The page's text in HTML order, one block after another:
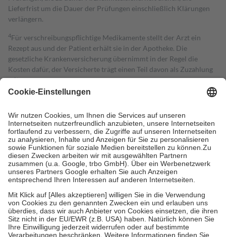
Lieferfrist um die Dauer der Prüfungen einschließlich Klärungen
verlängern.
4Für verschreibungspflichtige Medikamente stellt der Arzt ein
Rezept aus und der Patient erhält sie in der Apotheke. Die
gesetzliche Krankenversicherung übernimmt in der Regel die
Kosten dafür, der Versicherte trägt einen Teil davon als Zuzahlung
mit.
Grundsätzlich leisten Mitglieder Zuzahlungen in Höhe von zehn
höchstens zehn Euro.
Es sind jedoch nie mehr als die tatsächlichen
Kosten der Leistung zu entrichten.
Diese Regeln gelten grundsätzlich auch für Online-Apotheken.
Bei Heilmitteln und häuslicher Krankenpflege beträgt die
Zuzahlung zehn Prozent der Kosten sowie zehn Euro je
Verordnung.
Um das Engagement der Versicherten für ihre eigene Gesundheit zu
stärken und die besondere Stellung der Familie zu unterstützen,
fallenkeine Zuzahlungenan bei:
• Kindern und Jugendlichen bis zum vollendeten 18. Lebensjahr
mit Ausnahme der Fahrkosten
• Untersuchungen zur Vorsorge und Früherkennung, die von der